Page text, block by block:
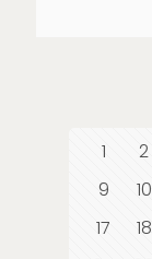
1 2
9
10
17
18